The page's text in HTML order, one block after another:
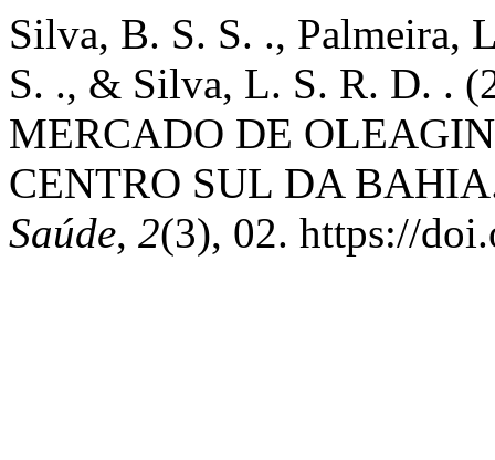
Silva, B. S. S. ., Palmeira,
S. ., & Silva, L. S. R. D. .
MERCADO DE
CENTRO SUL DA
Saúde, 2(3), 02. https://